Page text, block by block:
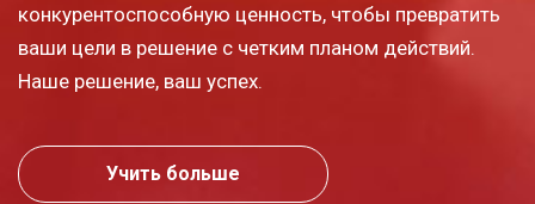
конкурентоспособную ценность, чтобы превратить
ваши цели в решение с четким планом действий.
Наше решение, ваш успех.
Учить больше